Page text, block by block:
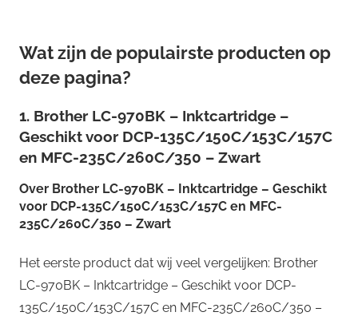
Wat zijn de populairste producten op
deze pagina?
1. Brother LC-970BK – Inktcartridge –
Geschikt voor DCP-135C/150C/153C/157C
en MFC-235C/260C/350 – Zwart
Over Brother LC-970BK – Inktcartridge – Geschikt
voor DCP-135C/150C/153C/157C en MFC-
235C/260C/350 – Zwart
Het eerste product dat wij veel vergelijken: Brother
LC-970BK – Inktcartridge – Geschikt voor DCP-
135C/150C/153C/157C en MFC-235C/260C/350 –